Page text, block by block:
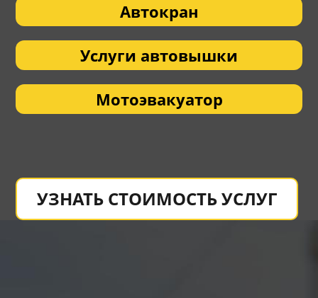
Автокран
Услуги автовышки
Мотоэвакуатор
УЗНАТЬ СТОИМОСТЬ УСЛУГ